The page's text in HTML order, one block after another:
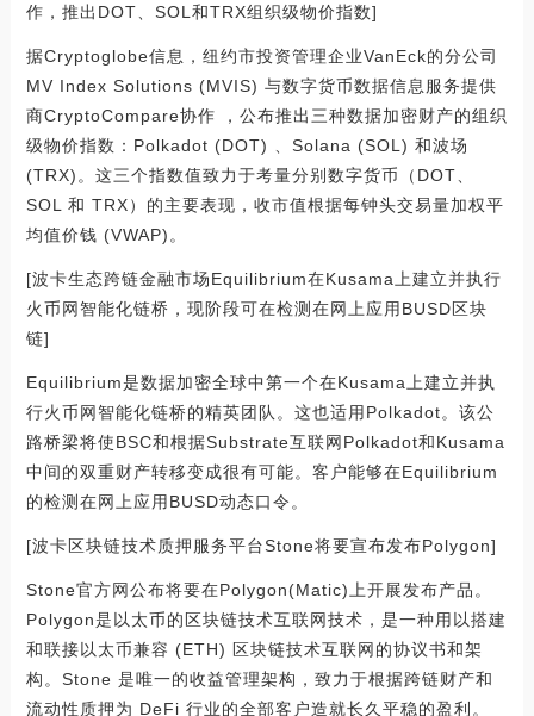
作，推出DOT、SOL和TRX组织级物价指数]
据Cryptoglobe信息，纽约市投资管理企业VanEck的分公司
MV Index Solutions (MVIS) 与数字货币数据信息服务提供
商CryptoCompare协作 ，公布推出三种数据加密财产的组织
级物价指数：Polkadot (DOT) 、Solana (SOL) 和波场
(TRX)。这三个指数值致力于考量分别数字货币（DOT、
SOL 和 TRX）的主要表现，收市值根据每钟头交易量加权平
均值价钱 (VWAP)。
[波卡生态跨链金融市场Equilibrium在Kusama上建立并执行
火币网智能化链桥，现阶段可在检测在网上应用BUSD区块
链]
Equilibrium是数据加密全球中第一个在Kusama上建立并执
行火币网智能化链桥的精英团队。这也适用Polkadot。该公
路桥梁将使BSC和根据Substrate互联网Polkadot和Kusama
中间的双重财产转移变成很有可能。客户能够在Equilibrium
的检测在网上应用BUSD动态口令。
[波卡区块链技术质押服务平台Stone将要宣布发布Polygon]
Stone官方网公布将要在Polygon(Matic)上开展发布产品。
Polygon是以太币的区块链技术互联网技术，是一种用以搭建
和联接以太币兼容 (ETH) 区块链技术互联网的协议书和架
构。Stone 是唯一的收益管理架构，致力于根据跨链财产和
流动性质押为 DeFi 行业的全部客户造就长久平稳的盈利。